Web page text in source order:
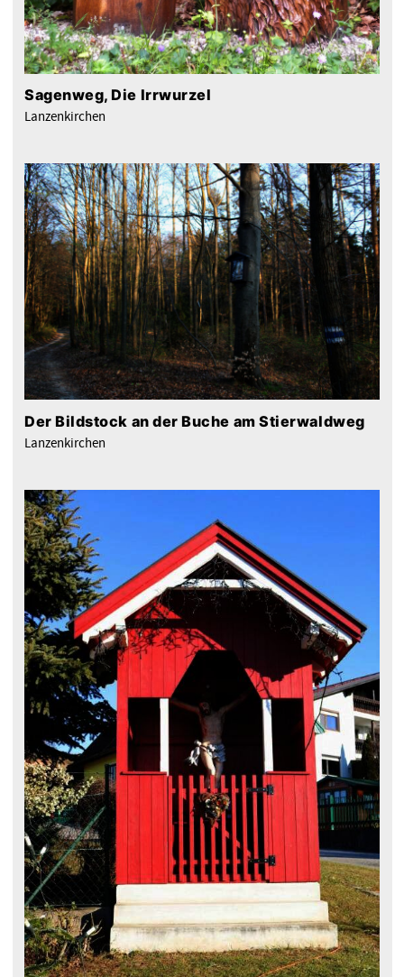
Sagenweg, Die Irrwurzel
Lanzenkirchen
Der Bildstock an der Buche am Stierwaldweg
Lanzenkirchen